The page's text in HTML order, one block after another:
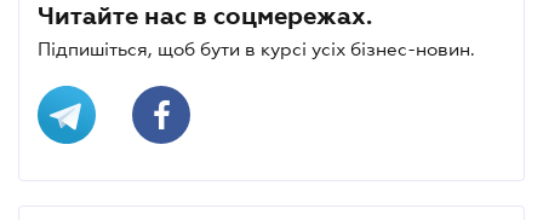
Читайте нас в соцмережах.
Підпишіться, щоб бути в курсі усіх бізнес-новин.